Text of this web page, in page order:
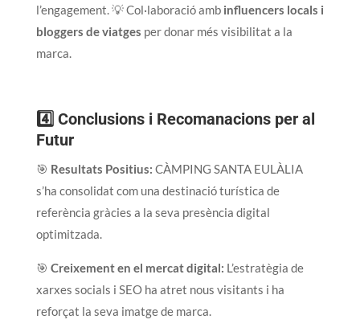
l’engagement. 💡 Col·laboració amb influencers locals i
bloggers de viatges per donar més visibilitat a la
marca.
4️⃣ Conclusions i Recomanacions per al
Futur
🎯 Resultats Positius: CÀMPING SANTA EULÀLIA
s’ha consolidat com una destinació turística de
referència gràcies a la seva presència digital
optimitzada.
🎯 Creixement en el mercat digital: L’estratègia de
xarxes socials i SEO ha atret nous visitants i ha
reforçat la seva imatge de marca.